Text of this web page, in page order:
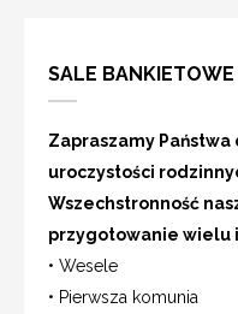
SALE
Zapraszamy
uroczystości
Wszechstronność
przygotowanie wielu
• Wesele
• Pierwsza komunia